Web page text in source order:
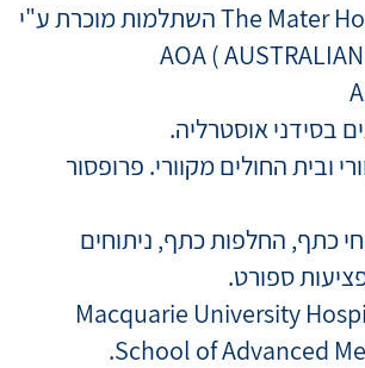
The Mater Hospital, Sydney השתלמות מוכרת ע"י
AOA (
בסידני אוסטרליה.
ובית החולים מקוורי. פרופסור
כתף, החלפות כתף, ניתוחים
ספורט.
Macquarie University
School of Advanced